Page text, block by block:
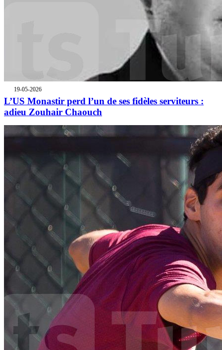
19-05-2026
L’US Monastir perd l’un de ses fidèles serviteurs :
adieu Zouhair Chaouch